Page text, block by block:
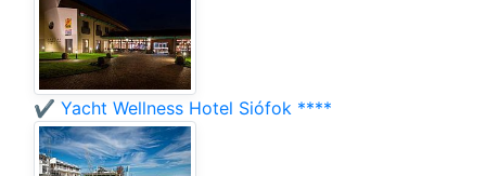
✔️ Yacht Wellness Hotel Siófok ****